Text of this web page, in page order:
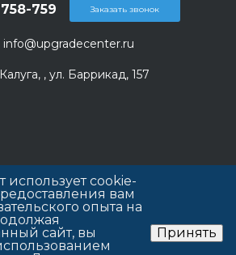
info@upgradecenter.ru
759
, ул. Баррикад, 157
Заказать звонок
cookie-
вам
опыта на
сайт, вы
Принять